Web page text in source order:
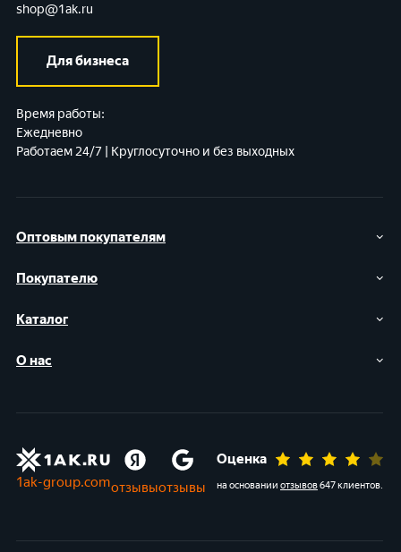
Оптовым покупателям
Покупателю
Каталог
О нас
shop@1ak.ru
Для бизнеса
Время работы:
Ежедневно
Работаем 24/7 | Круглосуточно и без выходных
1ak-group.comотзывыотзывы
Оценка
на основании отзывов647 клиентов.